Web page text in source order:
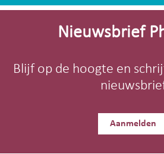
Site-
Nieuwsbrief
Blijf op de hoogte en
Aanmelden